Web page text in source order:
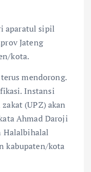
aparatul sipil
Jateng
kota.
mendorong.
Instansi
(UPZ) akan
Ahmad Daroji
Halalbihalal
kabupaten/kota